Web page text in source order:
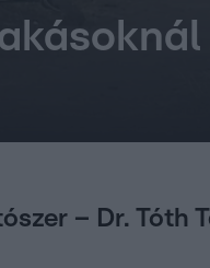
– Dr. Tóth